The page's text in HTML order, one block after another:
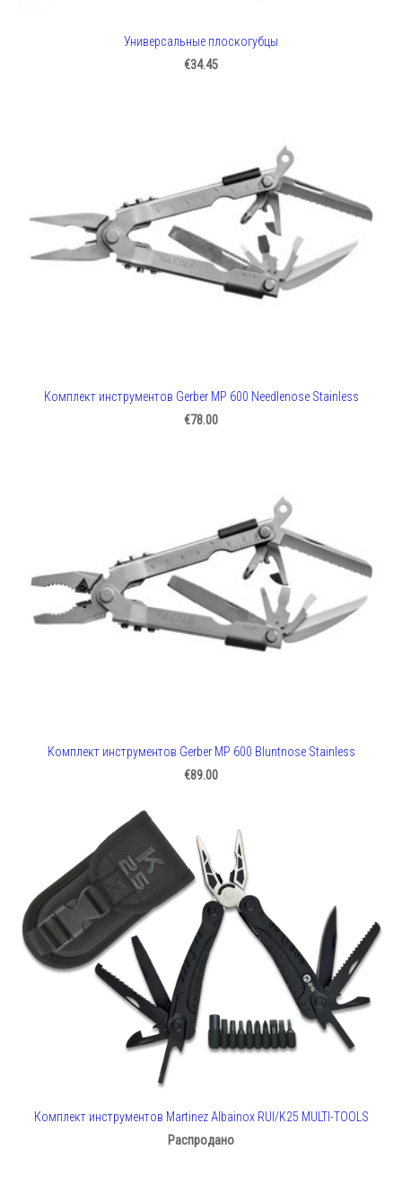
Универсальные плоскогубцы
€34.45
Комплект инструментов Gerber MP 600 Needlenose Stainless
€78.00
Комплект инструментов Gerber MP 600 Bluntnose Stainless
€89.00
Комплект инструментов Martinez Albainox RUI/K25 MULTI-TOOLS
Распродано